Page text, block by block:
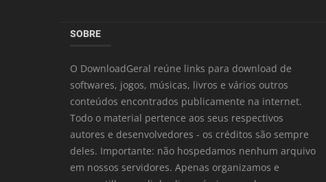
SOBRE
O DownloadGeral reúne links para download de
softwares, jogos, músicas, livros e vários outros
conteúdos encontrados publicamente na internet.
Todo o material pertence aos seus respectivos
autores e desenvolvedores - os créditos são sempre
deles. Importante: não hospedamos nenhum arquivo
em nossos servidores. Apenas organizamos e